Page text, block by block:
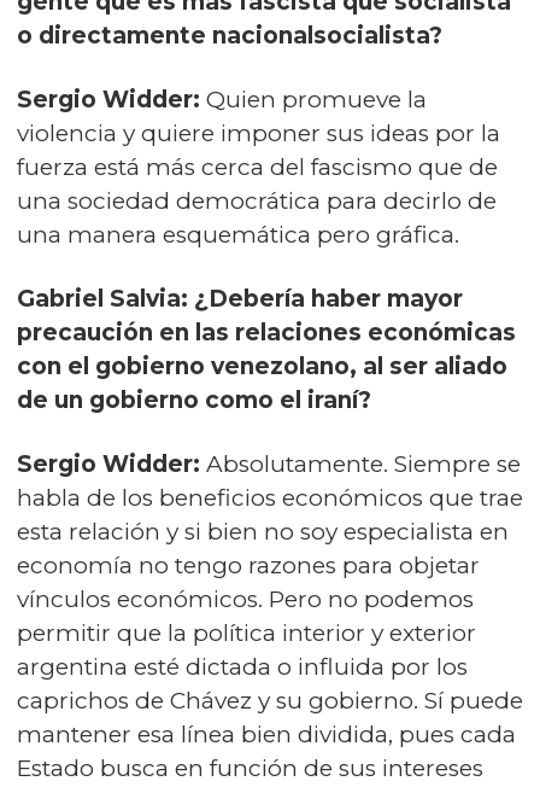
o directamente nacionalsocialista?
Sergio Widder: Quien promueve la
violencia y quiere imponer sus ideas por la
fuerza está más cerca del fascismo que de
una sociedad democrática para decirlo de
una manera esquemática pero gráfica.
Gabriel Salvia: ¿Debería haber mayor
precaución en las relaciones económicas
con el gobierno venezolano, al ser aliado
de un gobierno como el iraní?
Sergio Widder: Absolutamente. Siempre se
habla de los beneficios económicos que trae
esta relación y si bien no soy especialista en
economía no tengo razones para objetar
vínculos económicos. Pero no podemos
permitir que la política interior y exterior
argentina esté dictada o influida por los
caprichos de Chávez y su gobierno. Sí puede
mantener esa línea bien dividida, pues cada
Estado busca en función de sus intereses